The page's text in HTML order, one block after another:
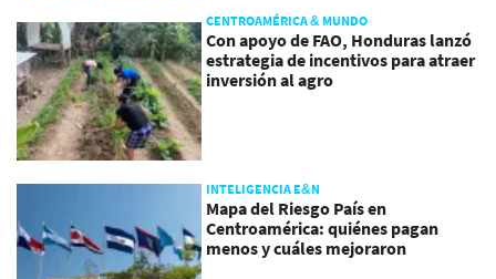
CENTROAMÉRICA & MUNDO
Con apoyo de FAO, Honduras lanzó
estrategia de incentivos para atraer
inversión al agro
INTELIGENCIA E&N
Mapa del Riesgo País en
Centroamérica: quiénes pagan
menos y cuáles mejoraron